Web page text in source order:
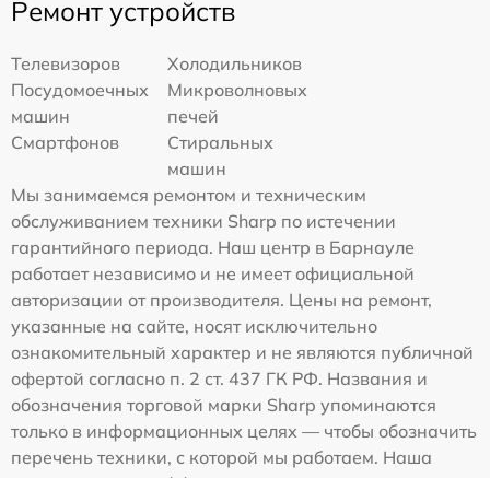
Ремонт устройств
Телевизоров
Холодильников
Посудомоечных
машин
Микроволновых
печей
Смартфонов
Стиральных
машин
Мы занимаемся ремонтом и техническим
обслуживанием техники Sharp по истечении
гарантийного периода. Наш центр в Барнауле
работает независимо и не имеет официальной
авторизации от производителя. Цены на ремонт,
указанные на сайте, носят исключительно
ознакомительный характер и не являются публичной
офертой согласно п. 2 ст. 437 ГК РФ. Названия и
обозначения торговой марки Sharp упоминаются
только в информационных целях — чтобы обозначить
перечень техники, с которой мы работаем. Наша